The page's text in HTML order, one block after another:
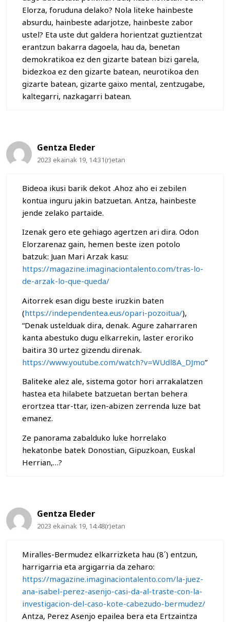
Elorza, foruduna delako? Nola liteke hainbeste
absurdu, hainbeste adarjotze, hainbeste zabor
ustel? Eta uste dut galdera horientzat guztientzat
erantzun bakarra dagoela, hau da, benetan
demokratikoa ez den gizarte batean bizi garela,
bidezkoa ez den gizarte batean, neurotikoa den
gizarte batean, gizarte gaixo mental, zentzugabe,
kaltegarri, nazkagarri batean.
Gentza Eleder
2023 ekainak 19, 14:31(r)etan
Bideoa ikusi barik dekot .Ahoz aho ei zebilen
kontua inguru jakin batzuetan. Antza, hainbeste
jende zelako partaide.
Izenak gero ete gehiago agertzen ari dira. Odon
Elorzarenaz gain, hemen beste izen potolo
batzuk: Juan Mari Arzak kasu:
https://magazine.imaginaciontalento.com/tras-lo-
de-arzak-lo-que-queda/
Aitorrek esan digu beste iruzkin baten
(https://independentea.eus/opari-pozoitua/),
“Denak ustelduak dira, denak. Agure zaharraren
kanta abestuko dugu elkarrekin, laster eroriko
baitira 30 urtez gizendu direnak.
https://www.youtube.com/watch?v=WUdl8A_DJmo”
Baliteke alez ale, sistema gotor hori arrakalatzen
hastea eta hilabete batzuetan bertan behera
erortzea ttar-ttar, izen-abizen zerrenda luze bat
emanez.
Ze panorama zabalduko luke horrelako
hekatonbe batek Donostian, Gipuzkoan, Euskal
Herrian,…?
Gentza Eleder
2023 ekainak 19, 14:48(r)etan
Miralles-Bermudez elkarrizketa hau (8´) entzun,
harrigarria eta argigarria da zeharo:
https://magazine.imaginaciontalento.com/la-juez-
ana-isabel-perez-asenjo-casi-da-al-traste-con-la-
investigacion-del-caso-kote-cabezudo-bermudez/
Antza, Perez Asenjo epailea bera eta Ertzaintza